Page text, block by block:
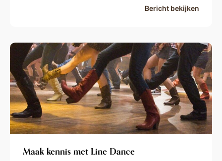
Bericht bekijken
Maak kennis met Line Dance